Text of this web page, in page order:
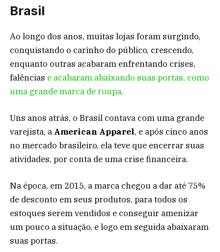
Brasil
Ao longo dos anos, muitas lojas foram surgindo,
conquistando o carinho do público, crescendo,
enquanto outras acabaram enfrentando crises,
falências e acabaram abaixando suas portas, como
uma grande marca de roupa.
Uns anos atrás, o Brasil contava com uma grande
varejista, a American Apparel, e após cinco anos
no mercado brasileiro, ela teve que encerrar suas
atividades, por conta de uma crise financeira.
Na época, em 2015, a marca chegou a dar até 75%
de desconto em seus produtos, para todos os
estoques serem vendidos e conseguir amenizar
um pouco a situação, e logo em seguida abaixaram
suas portas.